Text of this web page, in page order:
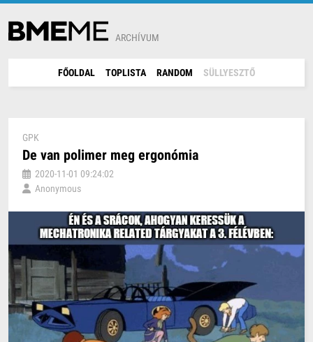
ARCHÍVUM
FŐOLDAL TOPLISTA RANDOM SÜLLYESZTŐ
GPK
De van polimer meg ergonómia
2020-11-01 09:24:02
Anonymous